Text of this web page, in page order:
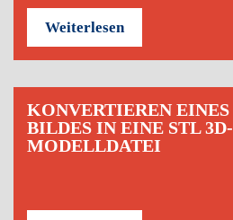
Weiterlesen
KONVERTIEREN EINES
BILDES IN EINE STL 3D-
MODELLDATEI